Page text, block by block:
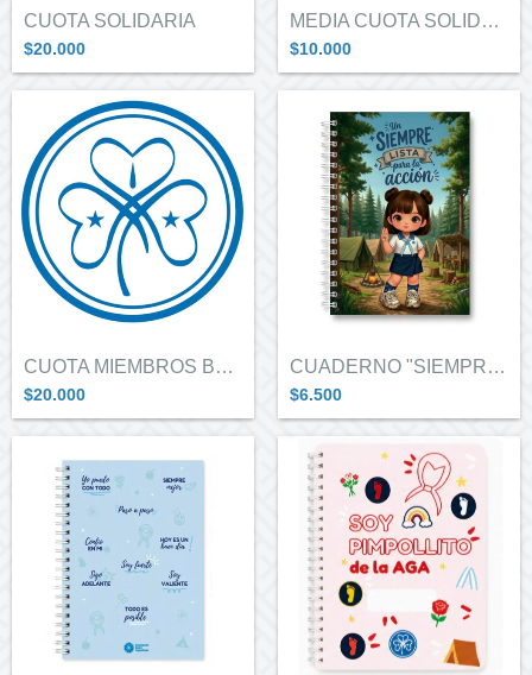
CUOTA SOLIDARIA
$20.000
MEDIA CUOTA SOLIDARIA
$10.000
CUOTA MIEMBROS BENEFECTORAS/ES
$20.000
CUADERNO "SIEMPRE LISTA"
$6.500